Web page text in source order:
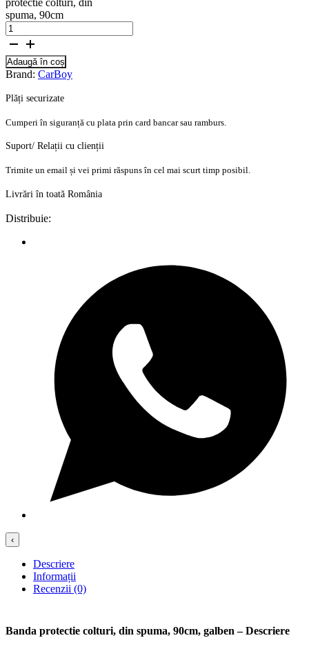
spuma, 90cm
Adaugă în coș
Brand: CarBoy
Plăți securizate
Cumperi în siguranță cu plata prin card bancar sau ramburs.
Suport/ Relații cu clienții
Trimite un email și vei primi răspuns în cel mai scurt timp posibil.
Livrări în toată România
Distribuie:
‹
Descriere
Informații
Recenzii (0)
Banda protectie colturi, din spuma, 90cm, galben – Descriere